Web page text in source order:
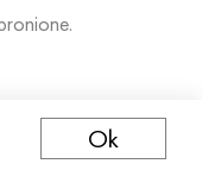
Ok